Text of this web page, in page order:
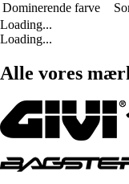
Dominerende farve
Loading...
Loading...
Alle vores